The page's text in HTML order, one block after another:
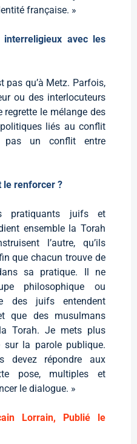
française. »
avec les
pas qu’à Metz. Parfois,
ou des interlocuteurs
regrette le mélange des
liés au conflit
pas un conflit entre
le renforcer ?
pratiquants juifs et
ensemble la Torah
l’autre, qu’ils
que chacun trouve de
sa pratique. Il ne
philosophique ou
des juifs entendent
que des musulmans
Torah. Je mets plus
sur la parole publique.
devez répondre aux
pose, multiples et
le dialogue. »
Lorrain, Publié le